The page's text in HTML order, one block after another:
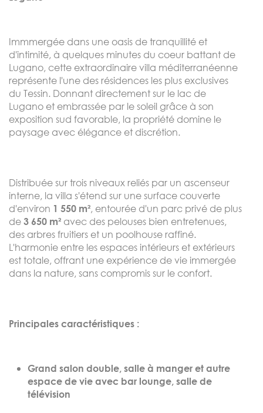
Immmergée dans une oasis de tranquillité et
d'intimité, à quelques minutes du coeur battant de
Lugano, cette extraordinaire villa méditerranéenne
représente l'une des résidences les plus exclusives
du Tessin. Donnant directement sur le lac de
Lugano et embrassée par le soleil grâce à son
exposition sud favorable, la propriété domine le
paysage avec élégance et discrétion.
Distribuée sur trois niveaux reliés par un ascenseur
interne, la villa s'étend sur une surface couverte
d'environ 1 550 m², entourée d'un parc privé de plus
de 3 650 m² avec des pelouses bien entretenues,
des arbres fruitiers et un poolhouse raffiné.
L'harmonie entre les espaces intérieurs et extérieurs
est totale, offrant une expérience de vie immergée
dans la nature, sans compromis sur le confort.
Principales caractéristiques :
Grand salon double, salle à manger et autre
espace de vie avec bar lounge, salle de
télévision